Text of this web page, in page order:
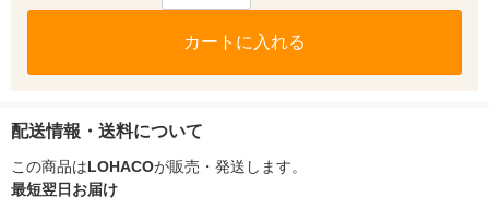
カートに入れる
配送情報・送料について
この商品はLOHACOが販売・発送します。
最短翌日お届け